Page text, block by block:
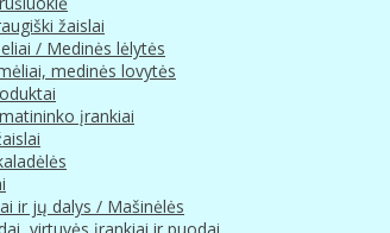
žaislai
/ Medinės lėlytės
medinės lovytės
įrankiai
ir jų dalys / Mašinėlės
virtuvės įrankiai ir puodai